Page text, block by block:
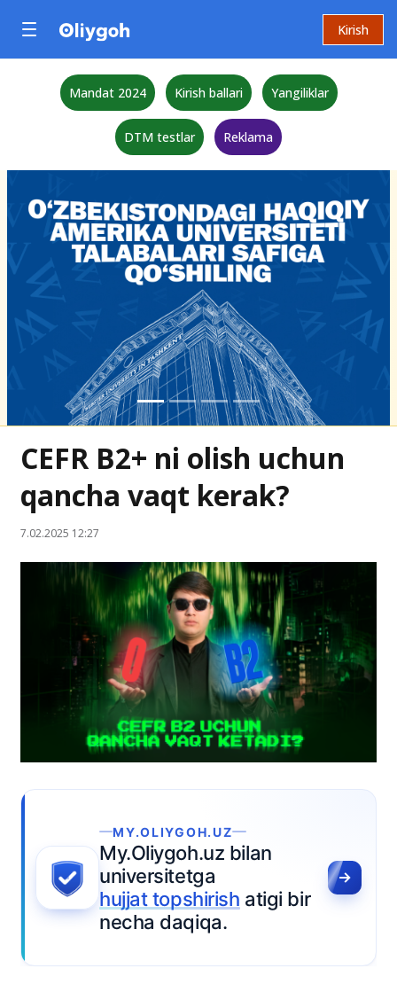
Kirish
Mandat 2024 Kirish ballari Yangiliklar
DTM testlar Reklama
CEFR B2+ ni olish uchun
qancha vaqt kerak?
7.02.2025 12:27
MY.OLIYGOH.UZ
My.Oliygoh.uz bilan
universitetga
hujjat topshirish atigi bir
necha daqiqa.